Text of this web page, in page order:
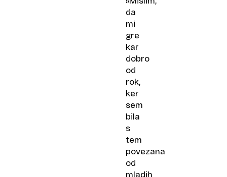
da
mi
gre
kar
dobro
od
rok,
ker
sem
bila
s
tem
povezana
od
mladih